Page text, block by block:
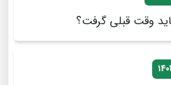
وقت قبلی گرفت؟